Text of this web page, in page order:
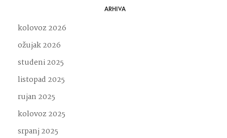
ARHIVA
kolovoz 2026
ožujak 2026
studeni 2025
listopad 2025
rujan 2025
kolovoz 2025
srpanj 2025